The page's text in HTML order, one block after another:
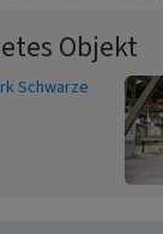
Objekt
Schwarze